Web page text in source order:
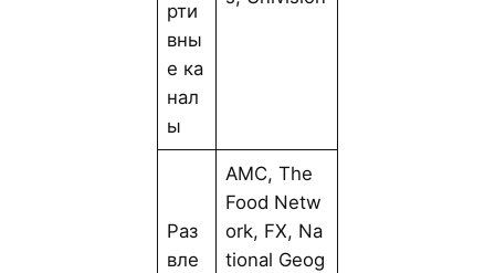
рти
вны
е ка
нал
ы
Раз
вле
AMC, The
Food Netw
ork, FX, Na
tional Geog